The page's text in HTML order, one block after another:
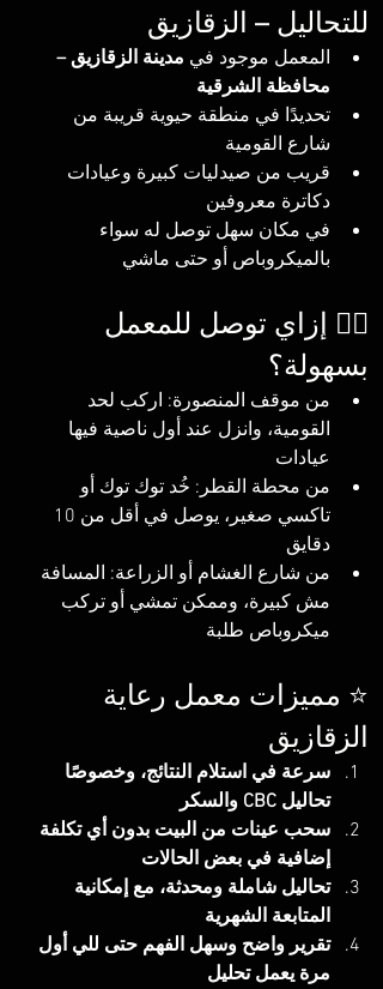
للتحاليل – الزقازيق
المعمل موجود في مدينة الزقازيق –
محافظة الشرقية
تحديدًا في منطقة حيوية قريبة من
شارع القومية
قريب من صيدليات كبيرة وعيادات
دكاترة معروفين
في مكان سهل توصل له سواء
بالميكروباص أو حتى ماشي
🚶‍♂️ إزاي توصل للمعمل
بسهولة؟
من موقف المنصورة: اركب لحد
القومية، وانزل عند أول ناصية فيها
عيادات
من محطة القطر: خُد توك توك أو
دقايق
من شارع الغشام أو الزراعة: المسافة
مش كبيرة، وممكن تمشي أو تركب
ميكروباص طلبة
⭐ مميزات معمل رعاية
الزقازيق
سرعة في استلام النتائج، وخصوصًا
تحاليل CBC والسكر
سحب عينات من البيت بدون أي تكلفة
إضافية في بعض الحالات
تحاليل شاملة ومحدثة، مع إمكانية
المتابعة الشهرية
تقرير واضح وسهل الفهم حتى للي أول
مرة يعمل تحليل